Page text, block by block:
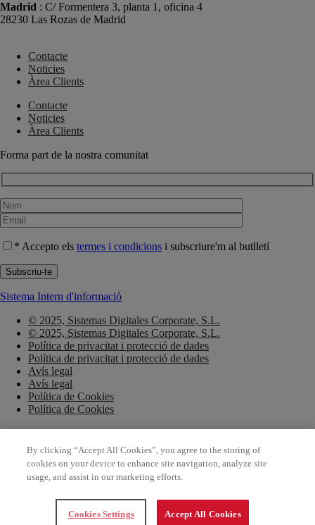
Madrid : C/ Formentera 3, planta 1, oficina 4
28230 Las Rozas de Madrid
Contacte
Noticies
Àrea Clients
Contacte
Noticies
Àrea Clients
Forma part de la nostra comunitat
* Accepto els termes i condicions i subscriure'm al butlletí
Sistema Intern d'informació
© 2025, Sistemas Digitales Corporate, S.L.
© 2025, Sistemas Digitales Corporate, S.L.
Política de privacitat i protecció de dades
Política de privacitat i protecció de dades
Avís legal
Avís legal
Política de Cookies
Política de Cookies
© 2025, Sistemas Digitales Corporate, S.L.
© 2025, Sistemas Digitales Corporate, S.L.
Política de privacitat i protecció de dades
Política de privacitat i protecció de dades
Avís legal
Avís legal
Política de Cookies
Política de Cookies
By clicking “Accept All Cookies”, you agree to the storing of
cookies on your device to enhance site navigation, analyze site
usage, and assist in our marketing efforts.
Cookies Settings Accept All Cookies